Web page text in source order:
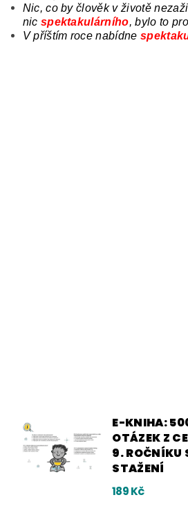
Nic, co by člověk v životě
nic spektakulárního, bylo to
V příštím roce nabídne
E-KNIHA:
OTÁZEK Z
9. ROČNÍKU
STAŽENÍ
189 Kč